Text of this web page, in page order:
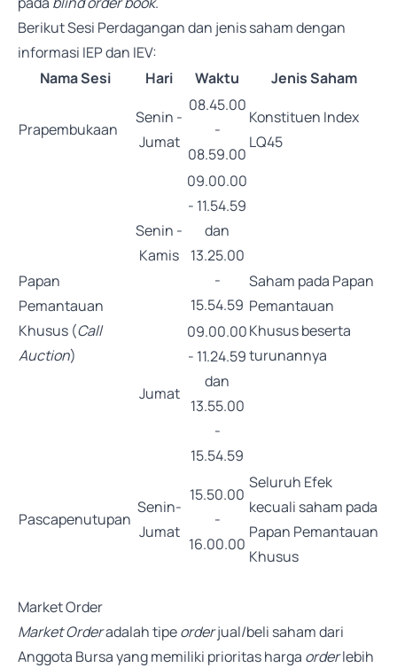
Berikut Sesi Perdagangan dan jenis saham dengan
informasi IEP dan IEV:
Nama Sesi
Hari Waktu Jenis Saham
Prapembukaan
Senin -
Jumat
08.45.00
-
08.59.00
Konstituen Index
LQ45
Papan
Pemantauan
Khusus (Call
Auction)
Senin -
Kamis
09.00.00
- 11.54.59
dan
13.25.00
-
15.54.59
Saham pada Papan
Pemantauan
Khusus beserta
turunannya
Jumat
09.00.00
- 11.24.59
dan
13.55.00
-
15.54.59
Pascapenutupan
Senin-
Jumat
15.50.00
-
16.00.00
Seluruh Efek
kecuali saham pada
Papan Pemantauan
Khusus
Market Order
Market Orderadalah tipeorderjual/beli saham dari
Anggota Bursa yang memiliki prioritas harga orderlebih